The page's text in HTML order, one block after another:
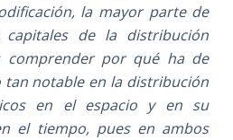
la mayor parte de
capitales de la distribución
comprender por qué ha de
notable en la distribución
en el espacio y en su
el tiempo, pues en ambos